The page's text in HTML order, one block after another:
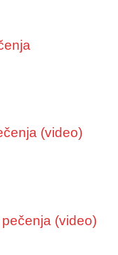
(video)
(video)